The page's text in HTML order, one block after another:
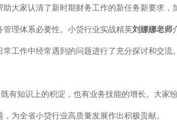
大家认清了新时期财务工作的新任务新要求，
理体系必要性。 小贷行业实战精英刘娜娜老师
工作中经常遇到的问题进行了充分探讨和交流
有知识上的积淀，也有业务技能的增长。大家
为全省小贷行业高质量发展作出积极贡献。